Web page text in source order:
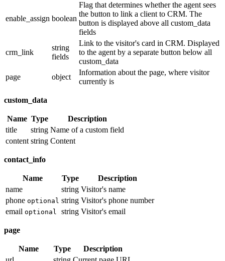
enable_assign boolean
Flag that determines whether the agent sees
the button to link a client to CRM. The
button is displayed above all custom_data
fields
crm_link
string
fields
Link to the visitor's card in CRM. Displayed
to the agent by a separate button below all
custom_data
page
object
Information about the page, where visitor
currently is
custom_data
Name Type
Description
title
string Name of a custom field
content string Content
contact_info
Name Type
Description
name
string Visitor's name
phone optional string Visitor's phone number
email optional string Visitor's email
page
Name Type
Description